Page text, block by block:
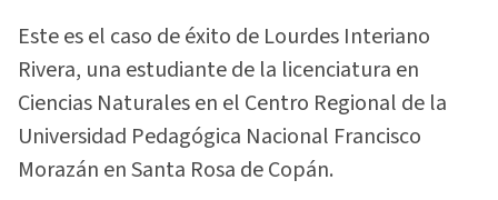
Este es el caso de éxito de Lourdes Interiano
Rivera, una estudiante de la licenciatura en
Ciencias Naturales en el Centro Regional de la
Universidad Pedagógica Nacional Francisco
Morazán en Santa Rosa de Copán.